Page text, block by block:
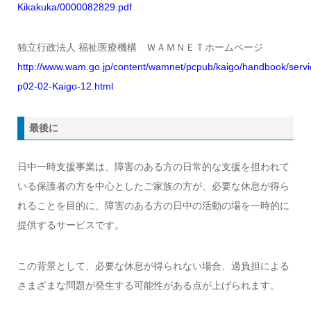
Kikakuka/0000082829.pdf
独立行政法人 福祉医療機構 ＷＡＭＮＥＴホームページ
http://www.wam.go.jp/content/wamnet/pcpub/kaigo/handbook/
p02-02-Kaigo-12.html
最後に
日中一時支援事業は、障害のある方の日常的な支援を担われて
いる保護者の方を中心としたご家族の方が、必要な休息が得ら
れることを目的に、障害のある方の日中の活動の場を一時的に
提供するサービスです。
この背景として、必要な休息が得られない場合、過負担による
さまざまな問題が発生する可能性がある点が上げられます。